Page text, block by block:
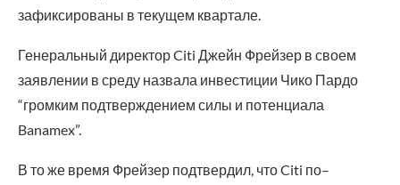
зафиксированы в текущем квартале.
Генеральный директор Citi Джейн Фрейзер в своем
заявлении в среду назвала инвестиции Чико Пардо
“громким подтверждением силы и потенциала
Banamex”.
В то же время Фрейзер подтвердил, что Citi по–